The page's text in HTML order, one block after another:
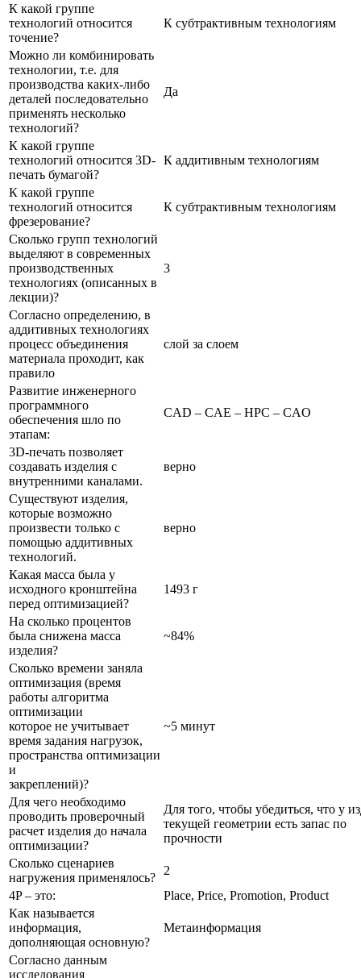
К какой группе
технологий относится
точение?
К субтрактивным технологиям
Можно ли комбинировать
технологии, т.е. для
производства каких-либо
деталей последовательно
применять несколько
технологий?
Да
К какой группе
технологий относится 3D-
печать бумагой?
К аддитивным технологиям
К какой группе
технологий относится
фрезерование?
К субтрактивным технологиям
Сколько групп технологий
выделяют в современных
производственных
технологиях (описанных в
лекции)?
3
Согласно определению, в
аддитивных технологиях
процесс объединения
материала проходит, как
правило
слой за слоем
Развитие инженерного
программного
обеспечения шло по
этапам:
CAD – CAE – HPC – CAO
3D-печать позволяет
создавать изделия с
внутренними каналами.
верно
Существуют изделия,
которые возможно
произвести только с
помощью аддитивных
технологий.
верно
Какая масса была у
исходного кронштейна
перед оптимизацией?
1493 г
На сколько процентов
была снижена масса
изделия?
~84%
Сколько времени заняла
оптимизация (время
работы алгоритма
оптимизации
которое не учитывает
время задания нагрузок,
пространства оптимизации
и
закреплений)?
~5 минут
Для чего необходимо
проводить проверочный
расчет изделия до начала
оптимизации?
Для того, чтобы убедиться, что у
текущей геометрии есть запас по
прочности
Сколько сценариев
нагружения применялось?
2
4P – это:
Place, Price, Promotion, Product
Как называется
информация,
дополняющая основную?
Метаинформация
Согласно данным
исследования